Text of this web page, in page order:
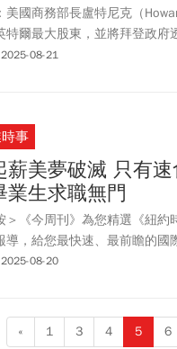
美國商務部長盧特尼克（
特爾最大股東，並將拜登政府
軒然大波，有外媒甚至點名，
2025-08-21
事
薪美夢破滅 只有
業生求職無門
＞《今周刊》為您精選《紐
導，給您最快速、最前瞻的國
2025-08-20
« 1 3 4 5 6